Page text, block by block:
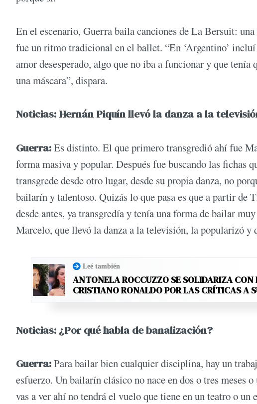
En el escenario, Guerra baila canciones de La Bersuit:
fue un ritmo tradicional en el ballet. “En ‘Argentino’
amor desesperado, algo que no iba a funcionar y que
una máscara”, dispara.
Noticias: Hernán Piquín llevó la danza a la
Guerra:Es distinto. El que primero transgredió ahí fue
forma masiva y popular. Después fue buscando las fichas
transgrede desde otro lugar, desde su propia danza, no
bailarín y talentoso. Quizás lo que pasa es que a partir
desde antes, ya transgredía y tenía una forma de bailar
Marcelo, que llevó la danza a la televisión, la popularizó y
Leé también
ANTONELA ROCCUZZO SE SOLIDARIZA CON
CRISTIANO RONALDO POR LAS CRÍTICAS A
Noticias: ¿Por qué habla de banalización?
Guerra:Para bailar bien cualquier disciplina, hay un
esfuerzo. Un bailarín clásico no nace en dos o tres meses
vas a ver ahí no tendrá el vuelo que tiene en un teatro o un